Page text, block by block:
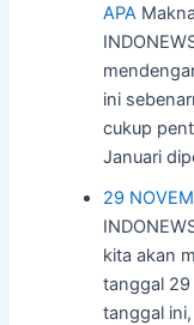
APA
ini
cukup
Januari
29
kita akan
tanggal 29
tanggal